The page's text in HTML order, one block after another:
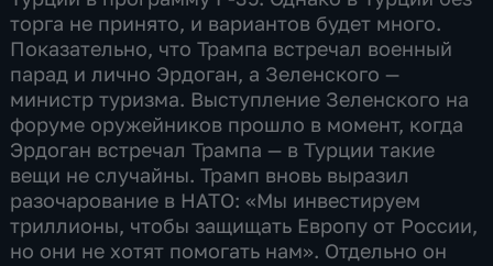
торга не принято, и вариантов будет много.
Показательно, что Трампа встречал военный
парад и лично Эрдоган, а Зеленского —
министр туризма. Выступление Зеленского на
форуме оружейников прошло в момент, когда
Эрдоган встречал Трампа — в Турции такие
вещи не случайны. Трамп вновь выразил
разочарование в НАТО: «Мы инвестируем
триллионы, чтобы защищать Европу от России,
но они не хотят помогать нам». Отдельно он